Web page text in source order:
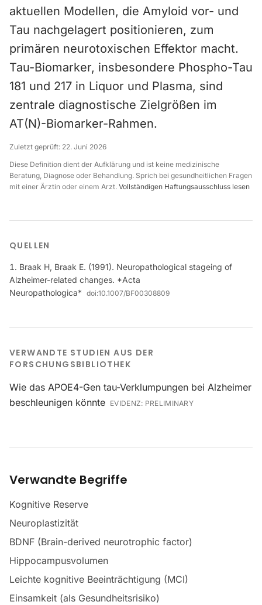
aktuellen Modellen, die Amyloid vor- und
Tau nachgelagert positionieren, zum
primären neurotoxischen Effektor macht.
Tau-Biomarker, insbesondere Phospho-Tau
181 und 217 in Liquor und Plasma, sind
zentrale diagnostische Zielgrößen im
AT(N)-Biomarker-Rahmen.
Zuletzt geprüft: 22. Juni 2026
Diese Definition dient der Aufklärung und ist keine medizinische
Beratung, Diagnose oder Behandlung. Sprich bei gesundheitlichen Fragen
mit einer Ärztin oder einem Arzt. Vollständigen Haftungsausschluss lesen
QUELLEN
Braak H, Braak E. (1991). Neuropathological stageing of
Alzheimer-related changes. *Acta
Neuropathologica* doi:10.1007/BF00308809
VERWANDTE STUDIEN AUS DER
FORSCHUNGSBIBLIOTHEK
Wie das APOE4-Gen tau-Verklumpungen bei Alzheimer
beschleunigen könnte EVIDENZ: PRELIMINARY
Verwandte Begriffe
Kognitive Reserve
Neuroplastizität
BDNF (Brain-derived neurotrophic factor)
Hippocampusvolumen
Leichte kognitive Beeinträchtigung (MCI)
Einsamkeit (als Gesundheitsrisiko)